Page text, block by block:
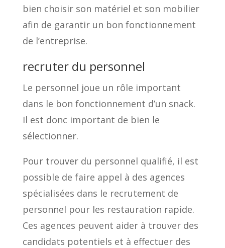
bien choisir son matériel et son mobilier
afin de garantir un bon fonctionnement
de l’entreprise.
recruter du personnel
Le personnel joue un rôle important
dans le bon fonctionnement d’un snack.
Il est donc important de bien le
sélectionner.
Pour trouver du personnel qualifié, il est
possible de faire appel à des agences
spécialisées dans le recrutement de
personnel pour les restauration rapide.
Ces agences peuvent aider à trouver des
candidats potentiels et à effectuer des